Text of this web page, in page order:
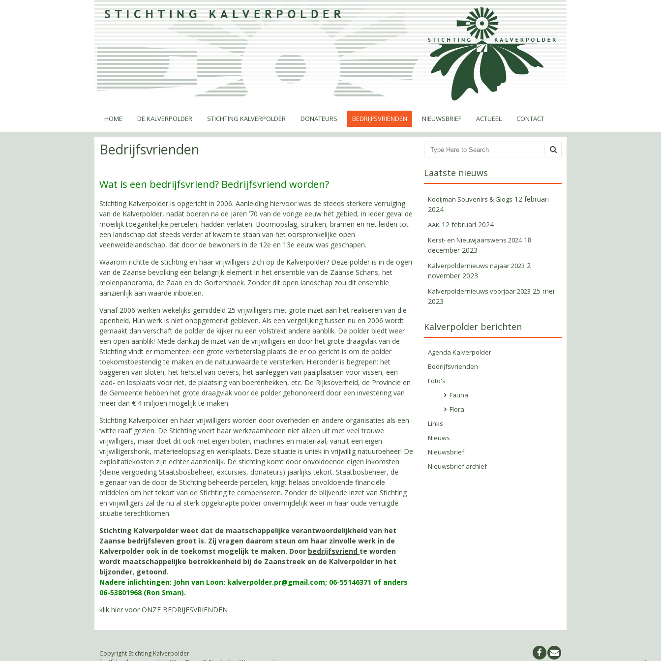
HOME DE KALVERPOLDER STICHTING KALVERPOLDER DONATEURS BEDRIJFSVRIENDEN NIEUWSBRIEF ACTUEEL CONTACT
Bedrijfsvrienden
Wat is een bedrijfsvriend? Bedrijfsvriend worden?
Stichting Kalverpolder is opgericht in 2006. Aanleiding hiervoor was de steeds sterkere verruiging
van de Kalverpolder, nadat boeren na de jaren ’70 van de vorige eeuw het gebied, in ieder geval de
moeilijk toegankelijke percelen, hadden verlaten. Boomopslag, struiken, bramen en riet leiden tot
een landschap dat steeds verder af kwam te staan van het oorspronkelijke open
veenweidelandschap, dat door de bewoners in de 12e en 13e eeuw was geschapen.
Waarom richtte de stichting en haar vrijwilligers zich op de Kalverpolder? Deze polder is in de ogen
van de Zaanse bevolking een belangrijk element in het ensemble van de Zaanse Schans, het
molenpanorama, de Zaan en de Gortershoek. Zonder dit open landschap zou dit ensemble
aanzienlijk aan waarde inboeten.
Vanaf 2006 werken wekelijks gemiddeld 25 vrijwilligers met grote inzet aan het realiseren van die
openheid. Hun werk is niet onopgemerkt gebleven. Als een vergelijking tussen nu en 2006 wordt
gemaakt dan verschaft de polder de kijker nu een volstrekt andere aanblik. De polder biedt weer
een open aanblik! Mede dankzij de inzet van de vrijwilligers en door het grote draagvlak van de
Stichting vindt er momenteel een grote verbeterslag plaats die er op gericht is om de polder
toekomstbestendig te maken en de natuurwaarde te versterken. Hieronder is begrepen: het
baggeren van sloten, het herstel van oevers, het aanleggen van paaiplaatsen voor vissen, een
laad- en losplaats voor riet, de plaatsing van boerenhekken, etc. De Rijksoverheid, de Provincie en
de Gemeente hebben het grote draagvlak voor de polder gehonoreerd door een investering van
meer dan € 4 miljoen mogelijk te maken.
Stichting Kalverpolder en haar vrijwilligers worden door overheden en andere organisaties als een
‘witte raaf’ gezien. De Stichting voert haar werkzaamheden niet alleen uit met veel trouwe
vrijwilligers, maar doet dit ook met eigen boten, machines en materiaal, vanuit een eigen
vrijwilligershonk, materieelopslag en werkplaats. Deze situatie is uniek in vrijwillig natuurbeheer! De
exploitatiekosten zijn echter aanzienlijk. De stichting komt door onvoldoende eigen inkomsten
(kleine vergoeding Staatsbosbeheer, excursies, donateurs) jaarlijks tekort. Staatbosbeheer, de
eigenaar van de door de Stichting beheerde percelen, krijgt helaas onvoldoende financiële
middelen om het tekort van de Stichting te compenseren. Zonder de blijvende inzet van Stichting
en vrijwilligers zal de nu al sterk opgeknapte polder onvermijdelijk weer in haar oude verruigde
situatie terechtkomen.
Stichting Kalverpolder weet dat de maatschappelijke verantwoordelijkheid van het
Zaanse bedrijfsleven groot is. Zij vragen daarom steun om haar zinvolle werk in de
Kalverpolder ook in de toekomst mogelijk te maken. Door bedrijfsvriend te worden
wordt maatschappelijke betrokkenheid bij de Zaanstreek en de Kalverpolder in het
bijzonder, getoond.
Nadere inlichtingen: John van Loon: kalverpolder.pr@gmail.com; 06-55146371 of anders
06-53801968 (Ron Sman).
klik hier voor ONZE BEDRIJFSVRIENDEN
Zoeken
Laatste nieuws
Kooijman Souvenirs & Glogs 12 februari
2024
AAK 12 februari 2024
Kerst- en Nieuwjaarswens 2024 18
december 2023
Kalverpoldernieuws najaar 2023 2
november 2023
Kalverpoldernieuws voorjaar 2023 25 mei
2023
Kalverpolder berichten
Agenda Kalverpolder
Bedrijfsvrienden
Foto's
Fauna
Flora
Links
Nieuws
Nieuwsbrief
Nieuwsbrief archief
Copyright Stichting Kalverpolder